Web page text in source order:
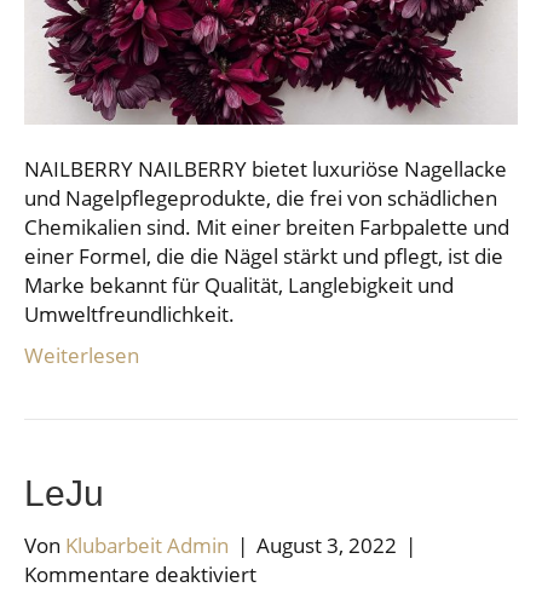
NAILBERRY NAILBERRY bietet luxuriöse Nagellacke
und Nagelpflegeprodukte, die frei von schädlichen
Chemikalien sind. Mit einer breiten Farbpalette und
einer Formel, die die Nägel stärkt und pflegt, ist die
Marke bekannt für Qualität, Langlebigkeit und
Umweltfreundlichkeit.
Weiterlesen
LeJu
Von Klubarbeit Admin | August 3, 2022 |
Kommentare deaktiviertfür